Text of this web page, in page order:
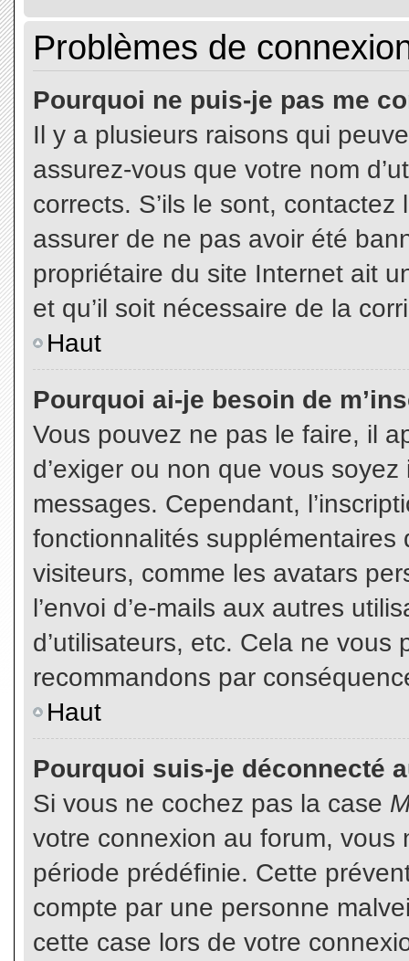
Problèmes de
Pourquoi ne puis-je pas me
Il y a plusieurs raisons qui
assurez-vous que votre nom
corrects. S’ils le sont,
assurer de ne pas avoir été
propriétaire du site Internet ait
et qu’il soit nécessaire de la
Haut
Pourquoi ai-je besoin de
Vous pouvez ne pas le faire, il
d’exiger ou non que vous
messages. Cependant,
fonctionnalités
visiteurs, comme les avatars
l’envoi d’e-mails aux autres
d’utilisateurs, etc. Cela ne vous
recommandons par
Haut
Pourquoi suis-je déconnecté
Si vous ne cochez pas la case
votre connexion au forum,
période prédéfinie. Cette
compte par une personne
cette case lors de votre